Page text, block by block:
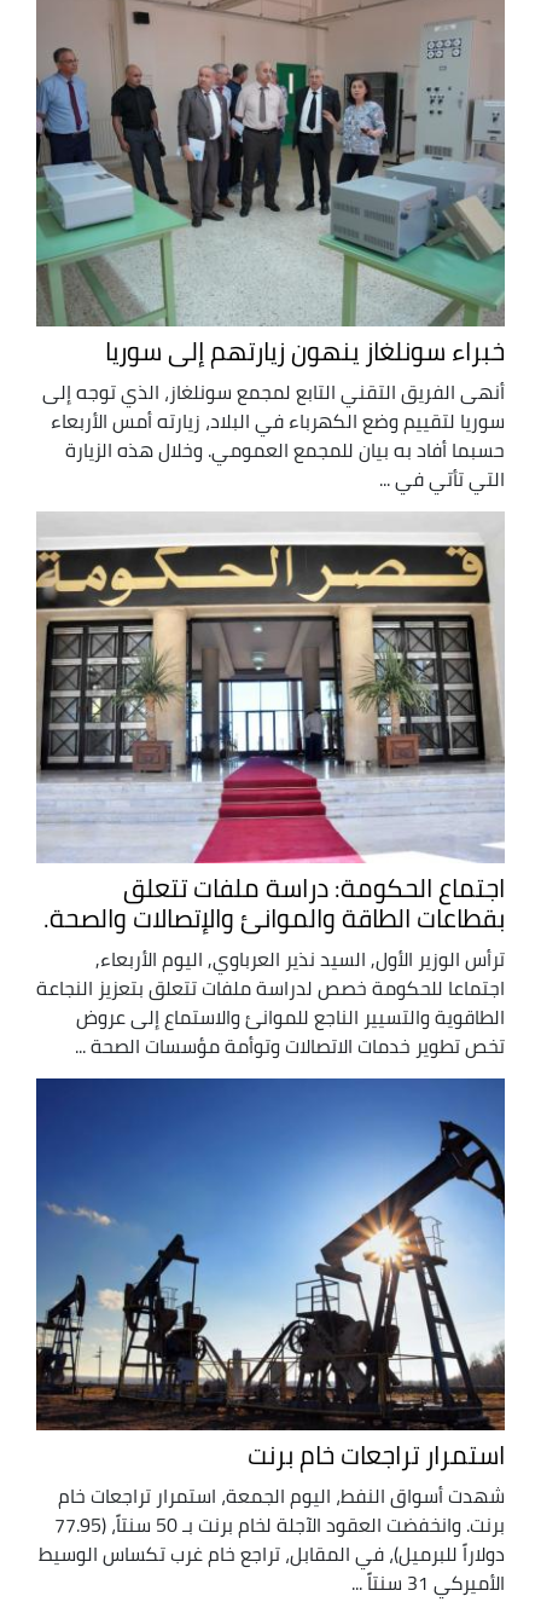
خبراء سونلغاز ينهون زيارتهم إلى سوريا
أنهى الفريق التقني التابع لمجمع سونلغاز، الذي توجه إلى
سوريا لتقييم وضع الكهرباء في البلاد، زيارته أمس الأربعاء
حسبما أفاد به بيان للمجمع العمومي. وخلال هذه الزيارة
التي تأتي في ...
اجتماع الحكومة: دراسة ملفات تتعلق
بقطاعات الطاقة والموانئ والإتصالات والصحة.
ترأس الوزير الأول, السيد نذير العرباوي, اليوم الأربعاء,
اجتماعا للحكومة خصص لدراسة ملفات تتعلق بتعزيز النجاعة
الطاقوية والتسيير الناجع للموانئ والاستماع إلى عروض
تخص تطوير خدمات الاتصالات وتوأمة مؤسسات الصحة ...
استمرار تراجعات خام برنت
شهدت أسواق النفط، اليوم الجمعة، استمرار تراجعات خام
برنت. وانخفضت العقود الآجلة لخام برنت بـ 50 سنتاً، (77.95
دولاراً للبرميل)، في المقابل، تراجع خام غرب تكساس الوسيط
الأميركي 31 سنتاً ...